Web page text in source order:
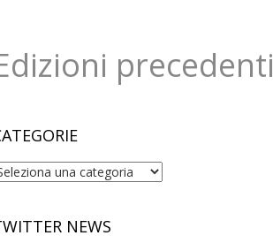
precedenti
NEWS